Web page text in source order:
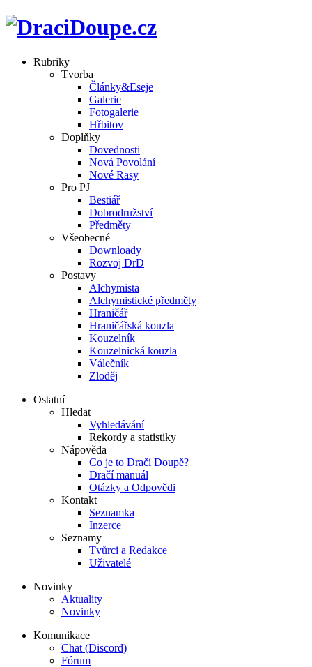
Rubriky
Tvorba
Články&Eseje
Galerie
Fotogalerie
Hřbitov
Doplňky
Dovednosti
Nová Povolání
Nové Rasy
Pro PJ
Bestiář
Dobrodružství
Předměty
Všeobecné
Downloady
Rozvoj DrD
Postavy
Alchymista
Alchymistické předměty
Hraničář
Hraničářská kouzla
Kouzelník
Kouzelnická kouzla
Válečník
Zloděj
Ostatní
Hledat
Vyhledávání
Rekordy a statistiky
Nápověda
Co je to Dračí Doupě?
Dračí manuál
Otázky a Odpovědi
Kontakt
Seznamka
Inzerce
Seznamy
Tvůrci a Redakce
Uživatelé
Novinky
Aktuality
Novinky
Komunikace
Chat (Discord)
Fórum